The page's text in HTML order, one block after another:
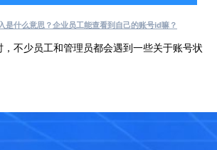
是什么意思？企业员工能查看到自己的账号id嘛？
不少员工和管理员都会遇到一些关于账号状